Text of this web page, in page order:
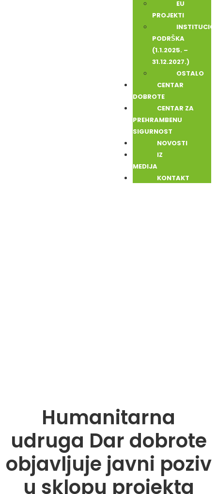
EU
PROJEKTI
PODRŠKA
(1.1.2025. –
31.12.2027.)
OSTALO
CENTAR
DOBROTE
CENTAR ZA
PREHRAMBENU
SIGURNOST
NOVOSTI
IZ
MEDIJA
KONTAKT
Humanitarna
udruga Dar dobrote
objavljuje javni poziv
u sklopu projekta